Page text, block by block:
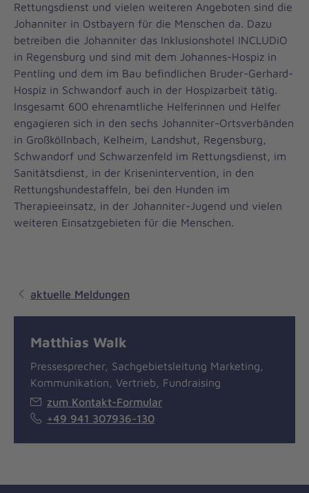
Rettungsdienst und vielen weiteren Angeboten sind die
Johanniter in Ostbayern für die Menschen da. Dazu
betreiben die Johanniter das Inklusionshotel INCLUDiO
in Regensburg und sind mit dem Johannes-Hospiz in
Pentling und dem im Bau befindlichen Bruder-Gerhard-
Hospiz in Schwandorf auch in der Hospizarbeit tätig.
Insgesamt 600 ehrenamtliche Helferinnen und Helfer
engagieren sich in den sechs Johanniter-Ortsverbänden
in Großköllnbach, Kelheim, Landshut, Regensburg,
Schwandorf und Schwarzenfeld im Rettungsdienst, im
Sanitätsdienst, in der Krisenintervention, in den
Rettungshundestaffeln, bei den Hunden im
Therapieeinsatz, in der Johanniter-Jugend und vielen
weiteren Einsatzgebieten für die Menschen.
aktuelle Meldungen
Matthias Walk
Pressesprecher, Sachgebietsleitung Marketing,
Kommunikation, Vertrieb, Fundraising
zum Kontakt-Formular
+49 941 307936-130